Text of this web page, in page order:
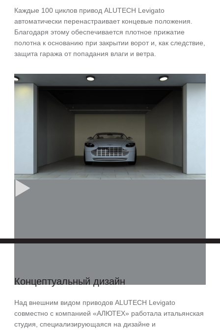
Каждые 100 циклов привод ALUTECH Levigato
автоматически перенастраивает концевые положения.
Благодаря этому обеспечивается плотное прижатие
полотна к основанию при закрытии ворот и, как следствие,
защита гаража от попадания влаги и ветра.
Концептуальный дизайн
Над внешним видом приводов ALUTECH Levigato
совместно с компанией «АЛЮТЕХ» работала итальянская
студия, специализирующаяся на дизайне и